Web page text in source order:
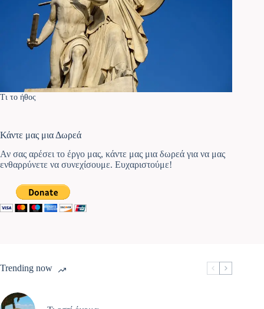
Τι το ήθος
Κάντε μας μια Δωρεά
Αν σας αρέσει το έργο μας, κάντε μας μια δωρεά για να μας
ενθαρρύνετε να συνεχίσουμε. Ευχαριστούμε!
Trending now